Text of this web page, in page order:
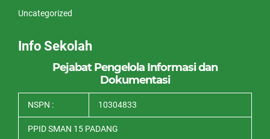
Uncategorized
Info Sekolah
Pejabat Pengelola Informasi dan
Dokumentasi
NSPN : 10304833
PPID SMAN 15 PADANG